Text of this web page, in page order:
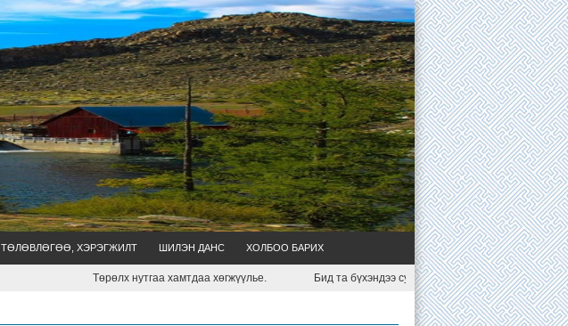
ТӨЛӨВЛӨГӨӨ, ХЭРЭГЖИЛТ ШИЛЭН ДАНС ХОЛБОО БАРИХ
Төрөлх нутгаа хамтдаа хөгжүүлье. Бид та бүхэндээ сумын тухай дэлгэрэнгүй